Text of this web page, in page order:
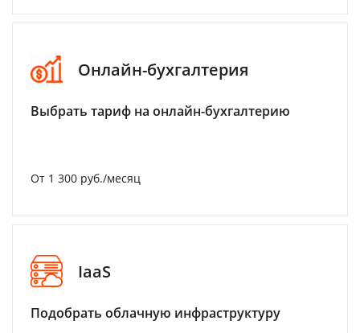
Онлайн-бухгалтерия
Выбрать тариф на онлайн-бухгалтерию
От 1 300 руб./месяц
IaaS
Подобрать облачную инфраструктуру